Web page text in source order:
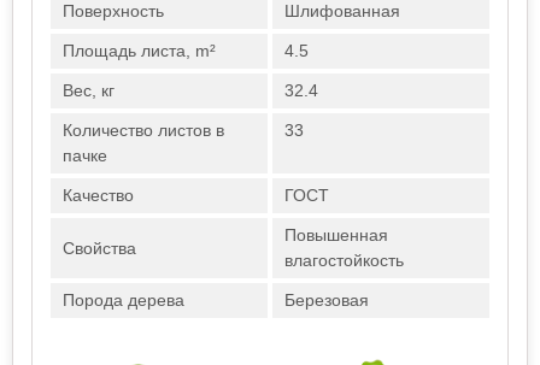
Поверхность Шлифованная
Площадь листа, m² 4.5
Вес, кг 32.4
Количество листов в
пачке
33
Качество ГОСТ
Свойства
Повышенная
влагостойкость
Порода дерева Березовая